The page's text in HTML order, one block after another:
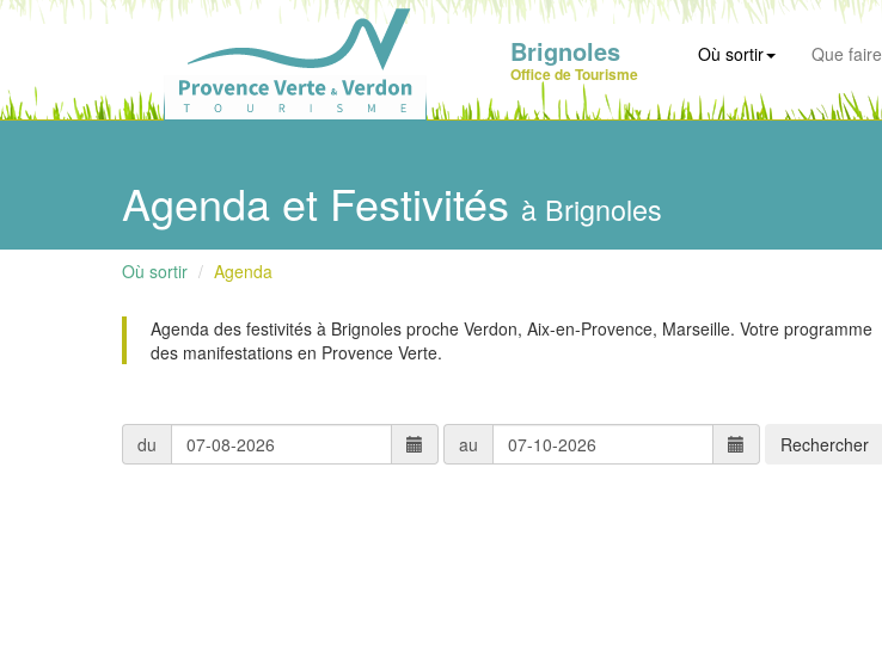
Brignoles
Office de Tourisme
Où sortir Que faire
Agenda et Festivités à Brignoles
Où sortir Agenda
Agenda des festivités à Brignoles proche Verdon, Aix-en-Provence, Marseille. Votre programme
des manifestations en Provence Verte.
du au Rechercher